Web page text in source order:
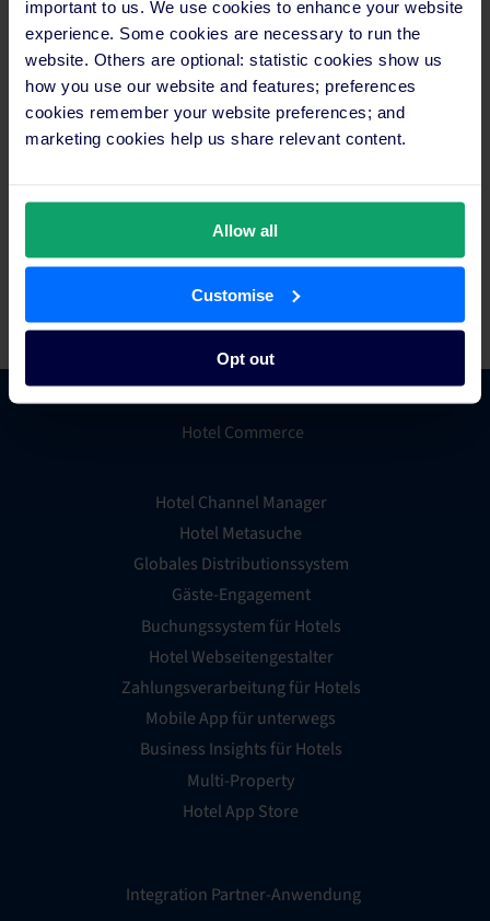
important to us. We use cookies to enhance your website
experience. Some cookies are necessary to run the
website. Others are optional: statistic cookies show us
how you use our website and features; preferences
cookies remember your website preferences; and
marketing cookies help us share relevant content.
Allow all
Customise
Opt out
Rund um die Uhr verfügbarer Support
per Chat, E-Mail, Telefon und in Form
von Online-Ressourcen.
Geben Sie hier Ihre Daten einEin Mitglied unseres Teams wird
sich in Kürze bei Ihnen melden, um die preisgekrönten
Funktionen unserer Plattform mit Ihnen zu besprechen.
Hotel Commerce
Hotel Channel Manager
Hotel Metasuche
Globales Distributionssystem
Gäste-Engagement
Buchungssystem für Hotels
Hotel Webseitengestalter
Zahlungsverarbeitung für Hotels
Mobile App für unterwegs
Business Insights für Hotels
Multi-Property
Hotel App Store
Integration Partner-Anwendung